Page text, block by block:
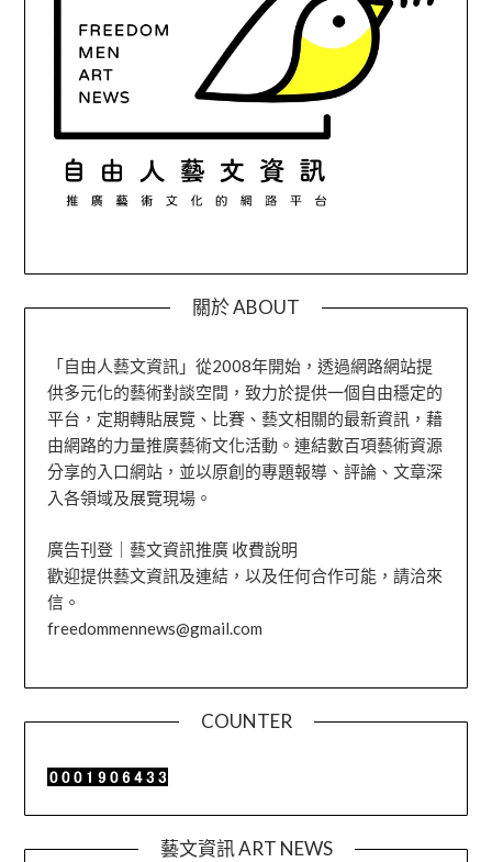
關於 ABOUT
「自由人藝文資訊」從2008年開始，透過網路網站提
供多元化的藝術對談空間，致力於提供一個自由穩定的
平台，定期轉貼展覽、比賽、藝文相關的最新資訊，藉
由網路的力量推廣藝術文化活動。連結數百項藝術資源
分享的入口網站，並以原創的專題報導、評論、文章深
入各領域及展覽現場。
廣告刊登｜藝文資訊推廣 收費說明
歡迎提供藝文資訊及連結，以及任何合作可能，請洽來
信。
freedommennews@gmail.com
COUNTER
藝文資訊 ART NEWS